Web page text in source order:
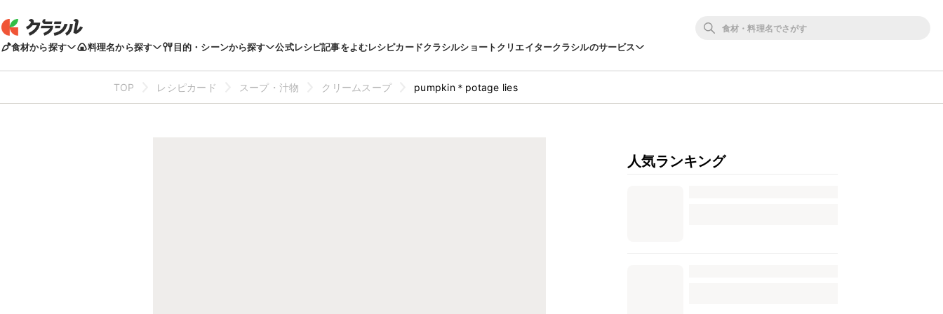
食材から探す 料理名から探す 目的・シーンから探す 公式レシピ記事をよむレシピカードクラシルショートクリエイタークラシルのサービス
TOP レシピカード スープ・汁物 クリームスープ pumpkin＊potage lies
人気ランキング